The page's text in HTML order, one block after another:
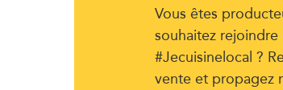
Vous êtes
souhaitez
#Jecuisinelocal ?
vente et propagez